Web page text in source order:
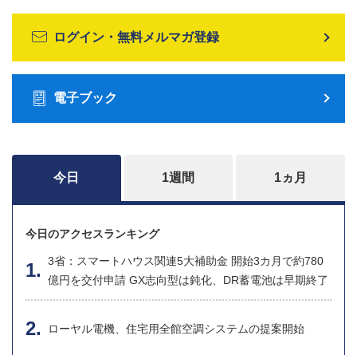
ログイン・無料メルマガ登録
電子ブック
今日 1週間 1ヵ月
今日のアクセスランキング
3省：スマートハウス関連5大補助金 開始3カ月で約780
億円を交付申請 GX志向型は鈍化、DR蓄電池は早期終了
ローヤル電機、住宅用全館空調システムの提案開始